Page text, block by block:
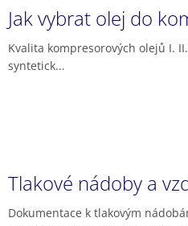
Jak vybrat olej do
Kvalita kompresorových olejů I.
syntetick...
Tlakové nádoby a
Dokumentace k tlakovým